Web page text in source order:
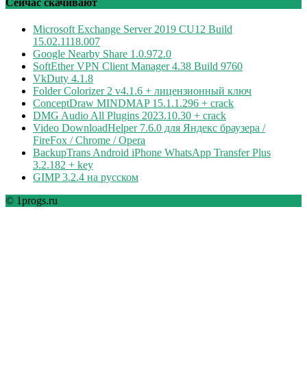
Microsoft Exchange Server 2019 CU12 Build
15.02.1118.007
Google Nearby Share 1.0.972.0
SoftEther VPN Client Manager 4.38 Build 9760
VkDuty 4.1.8
Folder Colorizer 2 v4.1.6 + лицензионный ключ
ConceptDraw MINDMAP 15.1.1.296 + crack
DMG Audio All Plugins 2023.10.30 + crack
Video DownloadHelper 7.6.0 для Яндекс браузера /
FireFox / Chrome / Opera
BackupTrans Android iPhone WhatsApp Transfer Plus
3.2.182 + key
GIMP 3.2.4 на русском
© 1progs.ru